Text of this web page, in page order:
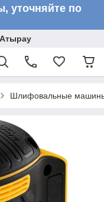
уточняйте по
Шлифовальные